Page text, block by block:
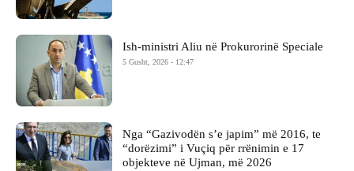
Ish-ministri ​Aliu në Prokurorinë Speciale
5 Gusht, 2026 - 12:47
Nga “Gazivodën s’e japim” më 2016, te
“dorëzimi” i Vuçiq për rrënimin e 17
objekteve në Ujman, më 2026